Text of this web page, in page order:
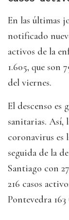
En las últimas
notificado
activos de la
1.605, que son
del viernes.
El descenso es
sanitarias. Así,
coronavirus es
seguida de la
Santiago con
216 casos
Pontevedra